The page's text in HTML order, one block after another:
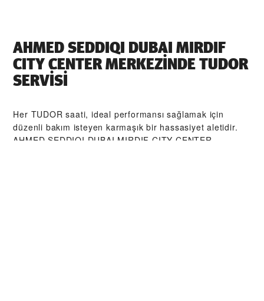
‭AHMED SEDDIQI DUBAI MIRDIF
CITY CENTER‬ MERKEZİNDE TUDOR
SERVİSI
Her TUDOR saati, ideal performansı sağlamak için
düzenli bakım isteyen karmaşık bir hassasiyet aletidir.
‭AHMED SEDDIQI DUBAI MIRDIF CITY CENTER‬